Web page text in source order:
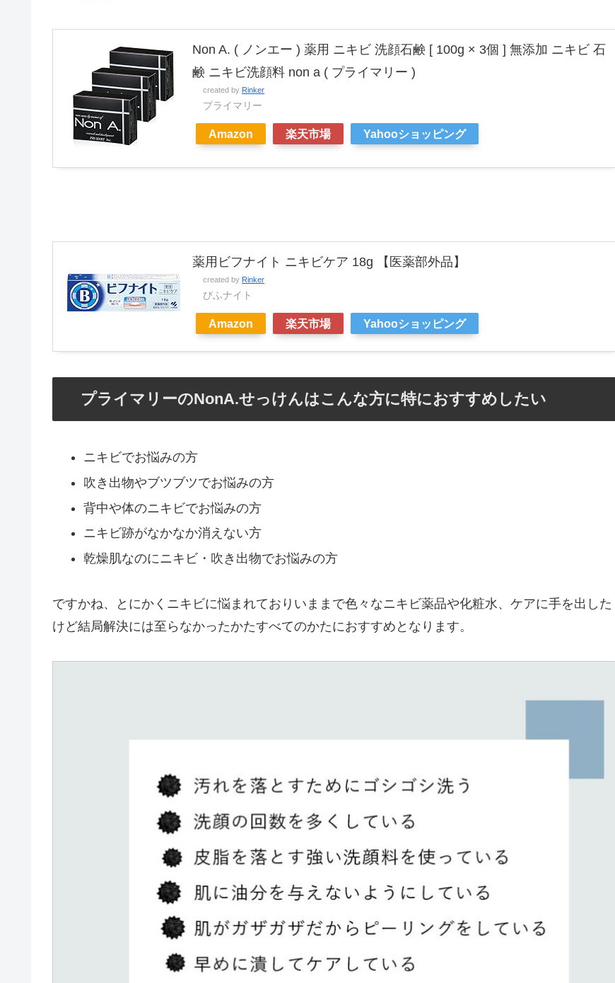
Non A. ( ノンエー ) 薬用 ニキビ 洗顔石鹸 [ 100g × 3個 ] 無添加 ニキビ 石
鹸 ニキビ洗顔料 non a ( プライマリー )
created by Rinker
プライマリー
Amazon 楽天市場 Yahooショッピング
薬用ビフナイト ニキビケア 18g 【医薬部外品】
created by Rinker
びふナイト
Amazon 楽天市場 Yahooショッピング
プライマリーのNonA.せっけんはこんな方に特におすすめしたい
ニキビでお悩みの方
吹き出物やブツブツでお悩みの方
背中や体のニキビでお悩みの方
ニキビ跡がなかなか消えない方
乾燥肌なのにニキビ・吹き出物でお悩みの方
ですかね、とにかくニキビに悩まれておりいままで色々なニキビ薬品や化粧水、ケアに手を出した
けど結局解決には至らなかったかたすべてのかたにおすすめとなります。